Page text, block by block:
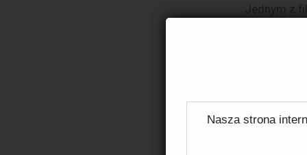
Nasza strona
Jednym z
Wrocław
miast.